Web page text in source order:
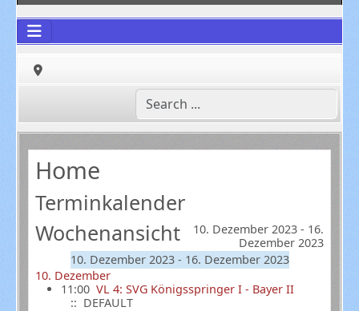
Home
Terminkalender
Wochenansicht
10. Dezember 2023 - 16.
Dezember 2023
10. Dezember 2023 - 16. Dezember 2023
10. Dezember
11:00 VL 4: SVG Königsspringer I - Bayer II
:: DEFAULT